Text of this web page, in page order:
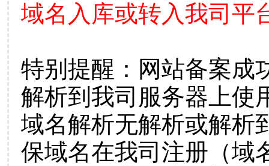
域名入库或转入我司平
特别提醒：网站备案成
解析到我司服务器上使
域名解析无解析或解析
保域名在我司注册（域